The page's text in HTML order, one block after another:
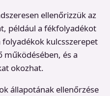
ellenőrizzük az
például a fékfolyadékot
kulcsszerepet
működésében, és a
okozhat.
állapotának ellenőrzése